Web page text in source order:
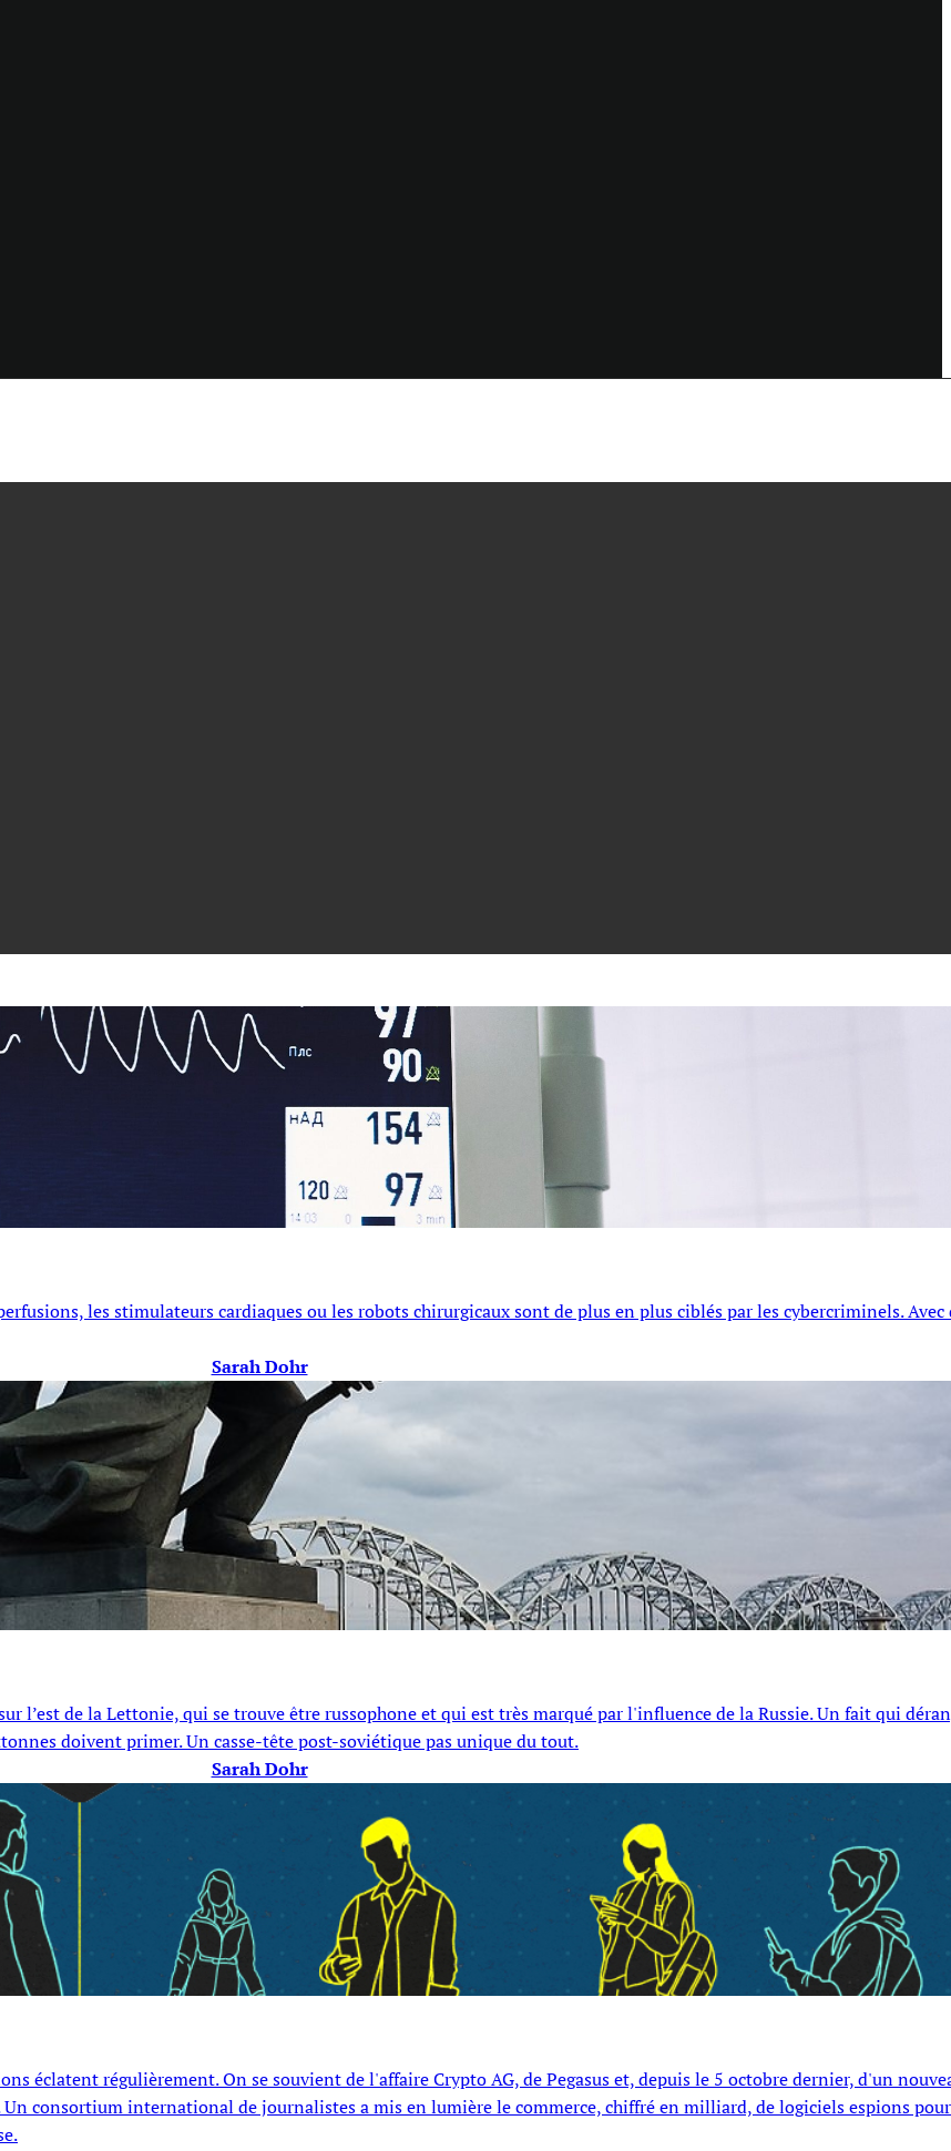
les stimulateurs cardiaques ou les robots chirurgicaux sont de plus en plus ciblés par les cybercriminels. Avec
Sarah Dohr
l’est de la Lettonie, qui se trouve être russophone et qui est très marqué par l'influence de la Russie. Un fait qui
doivent primer. Un casse-tête post-soviétique pas unique du tout.
Sarah Dohr
éclatent régulièrement. On se souvient de l'affaire Crypto AG, de Pegasus et, depuis le 5 octobre dernier, d'un
consortium international de journalistes a mis en lumière le commerce, chiffré en milliard, de logiciels espions pour